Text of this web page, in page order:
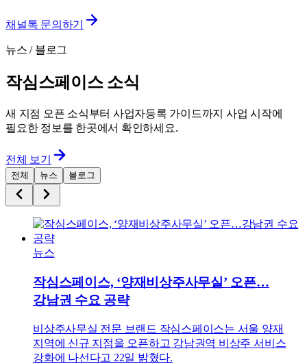
채널톡 문의하기
뉴스 / 블로그
작심스페이스 소식
새 지점 오픈 소식부터 사업자등록 가이드까지 사업 시작에
필요한 정보를 한곳에서 확인하세요.
전체 보기
전체 뉴스 블로그
뉴스
작심스페이스, ‘양재비상주사무실’ 오픈…
강남권 수요 공략
비상주사무실 전문 브랜드 작심스페이스는 서울 양재
지역에 신규 지점을 오픈하고 강남권역 비상주 서비스
강화에 나선다고 22일 밝혔다.